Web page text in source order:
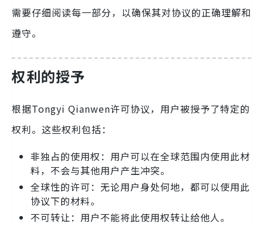
需要仔细阅读每一部分，以确保其对协议的正确理解和
遵守。
权利的授予
根据Tongyi Qianwen许可协议，用户被授予了特定的
权利。这些权利包括：
非独占的使用权：用户可以在全球范围内使用此材
料，不会与其他用户产生冲突。
全球性的许可：无论用户身处何地，都可以使用此
协议下的材料。
不可转让：用户不能将此使用权转让给他人。